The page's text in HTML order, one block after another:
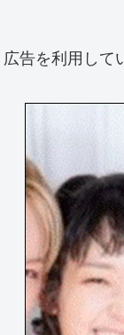
告を利用して